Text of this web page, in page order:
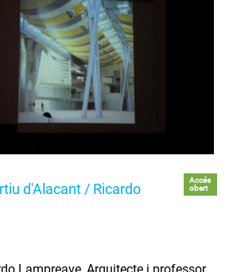
d'Alacant / Ricardo
Accés
obert